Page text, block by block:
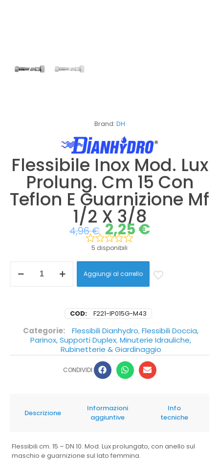
Brand: DH
Flessibile Inox Mod. Lux
Prolung. Cm 15 Con
Teflon E Guarnizione Mf
1/2 X 3/8
4,96€ 2,25€
5 disponibili
Aggiungi al carrello
COD: F221-IP015G-M43
Categorie: Flessibili Dianhydro,Flessibili Doccia,
Parinox, Supporti Duplex,Minuterie Idrauliche,
Rubinetterie & Giardinaggio
CONDIVIDI:
Descrizione
Informazioni
aggiuntive
Info
tecniche
Flessibili cm. 15 – DN 10. Mod. Lux prolungato, con anello sul
maschio e guarnizione sul lato femmina.